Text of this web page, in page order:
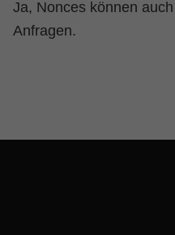
Ja, Nonces können
Anfragen.